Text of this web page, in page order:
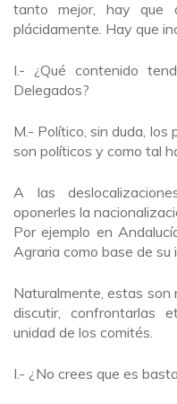
tanto mejor, hay que
plácidamente. Hay que
I.- ¿Qué contenido
Delegados?
M.- Político, sin duda, los
son políticos y como tal
A las
oponerles la
Por ejemplo en
Agraria como base de su
Naturalmente, estas son
discutir, confrontarlas
unidad de los comités.
I.- ¿No crees que es